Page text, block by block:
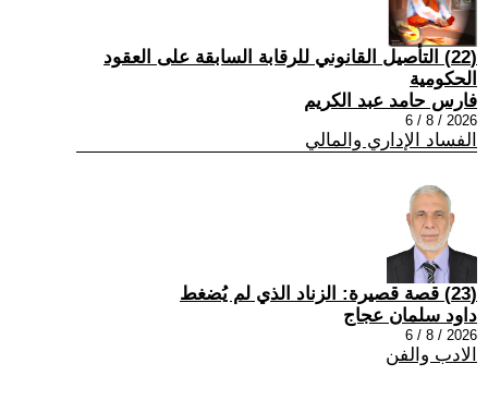
(22) التأصيل القانوني للرقابة السابقة على العقود
الحكومية
فارس حامد عبد الكريم
2026 / 8 / 6
الفساد الإداري والمالي
(23) قصة قصيرة: الزناد الذي لم يُضغط
داود سلمان عجاج
2026 / 8 / 6
الادب والفن